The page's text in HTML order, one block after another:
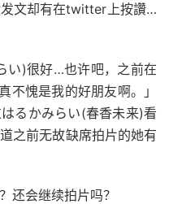
文却有在twitter上按讚…
い)很好…也许吧，之前在
不愧是我的好朋友啊。」
るかみらい(春香未来)看
之前无故缺席拍片的她有
还会继续拍片吗？